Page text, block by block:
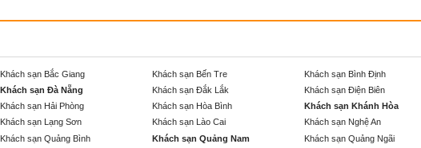
Khách sạn Bắc Giang Khách sạn Bến Tre Khách sạn Bình Định
Khách sạn Đà Nẵng Khách sạn Đắk Lắk Khách sạn Điện Biên
Khách sạn Hải Phòng Khách sạn Hòa Bình Khách sạn Khánh Hòa
Khách sạn Lạng Sơn Khách sạn Lào Cai Khách sạn Nghệ An
Khách sạn Quảng Bình Khách sạn Quảng Nam Khách sạn Quảng Ngãi